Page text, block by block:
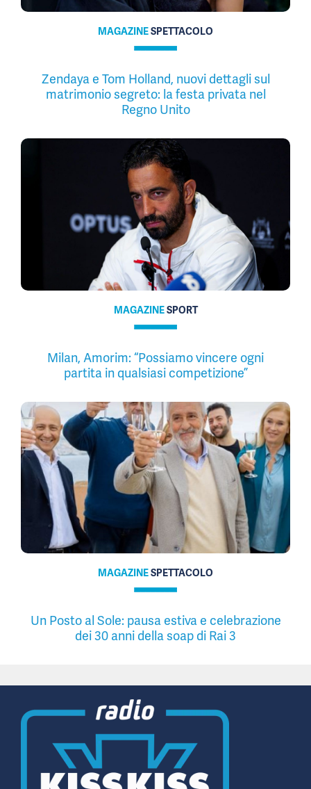
MAGAZINESPETTACOLO
Zendaya e Tom Holland, nuovi dettagli sul
matrimonio segreto: la festa privata nel
Regno Unito
MAGAZINESPORT
Milan, Amorim: “Possiamo vincere ogni
partita in qualsiasi competizione”
MAGAZINESPETTACOLO
Un Posto al Sole: pausa estiva e celebrazione
dei 30 anni della soap di Rai 3